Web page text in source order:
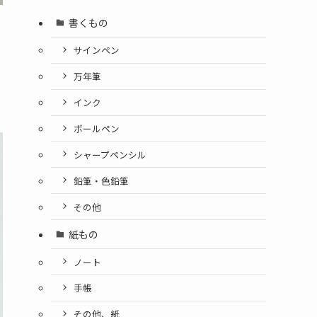
書くもの
サインペン
万年筆
インク
ボールペン
シャープペンシル
鉛筆・色鉛筆
その他
紙もの
ノート
手帳
その他、紙